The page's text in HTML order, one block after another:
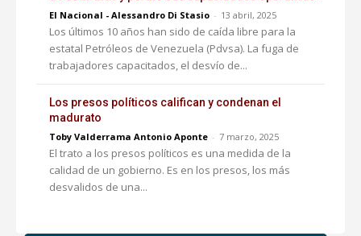
El Nacional - Alessandro Di Stasio - 13 abril, 2025
Los últimos 10 años han sido de caída libre para la
estatal Petróleos de Venezuela (Pdvsa). La fuga de
trabajadores capacitados, el desvío de...
Los presos políticos califican y condenan el
madurato
Toby Valderrama Antonio Aponte - 7 marzo, 2025
El trato a los presos políticos es una medida de la
calidad de un gobierno. Es en los presos, los más
desvalidos de una...